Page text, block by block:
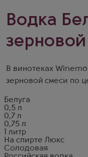
Водка
В винотеках
зерновой смеси по
Белуга
0,5 л
0,7 л
0,75 л
1 литр
На спирте Люкс
Солодовая